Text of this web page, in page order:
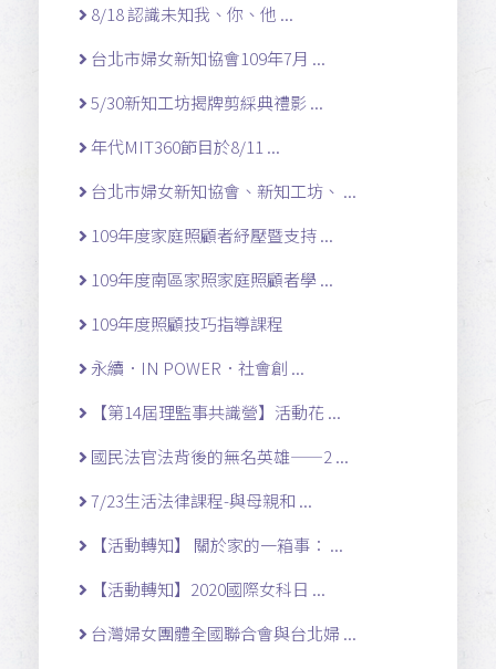
8/18 認識未知我、你、他 ...
台北市婦女新知協會109年7月 ...
5/30新知工坊揭牌剪綵典禮影 ...
年代MIT360節目於8/11 ...
台北市婦女新知協會、新知工坊、 ...
109年度家庭照顧者紓壓暨支持 ...
109年度南區家照家庭照顧者學 ...
109年度照顧技巧指導課程
永續．IN POWER．社會創 ...
【第14屆理監事共識營】活動花 ...
國民法官法背後的無名英雄——2 ...
7/23生活法律課程-與母親和 ...
【活動轉知】 關於家的一箱事： ...
【活動轉知】2020國際女科日 ...
台灣婦女團體全國聯合會與台北婦 ...